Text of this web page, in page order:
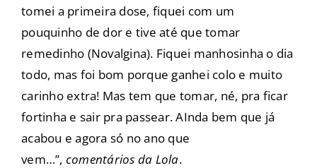
tomei a primeira dose, fiquei com um
pouquinho de dor e tive até que tomar
remedinho (Novalgina). Fiquei manhosinha o dia
todo, mas foi bom porque ganhei colo e muito
carinho extra! Mas tem que tomar, né, pra ficar
fortinha e sair pra passear. AInda bem que já
acabou e agora só no ano que
vem…”, comentários da Lola.